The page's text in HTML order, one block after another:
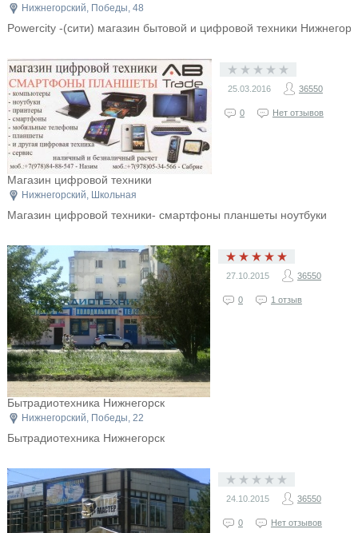
Нижнегорский, Победы, 48
Powercity -(сити) магазин бытовой и цифровой техники
Магазин цифровой техники
Нижнегорский, Школьная
Магазин цифровой техники- смартфоны планшеты ноутбуки
25.03.2016 36550
0 Нет отзывов
Бытрадиотехника Нижнегорск
Нижнегорский, Победы, 22
Бытрадиотехника Нижнегорск
27.10.2015 36550
0 1 отзыв
24.10.2015 36550
0 Нет отзывов